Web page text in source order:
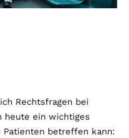
Rechtsfragen bei
heute ein wichtiges
Patienten betreffen kann: